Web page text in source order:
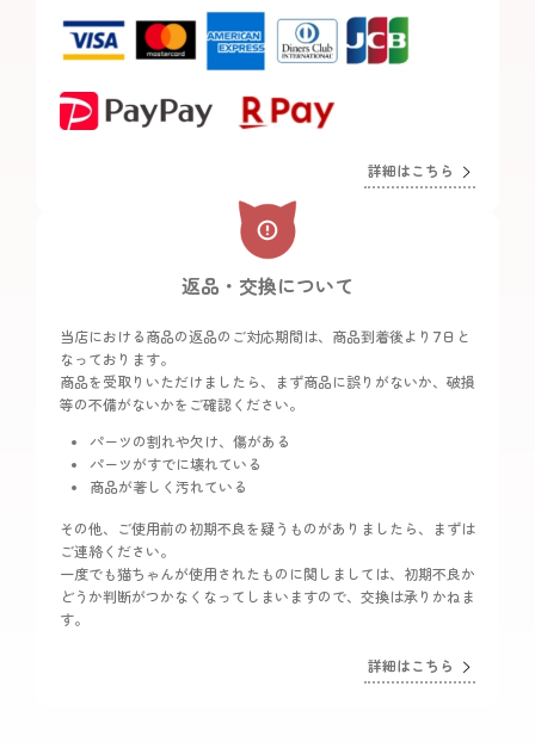
詳細はこちら
返品・交換について
当店における商品の返品のご対応期間は、商品到着後より7日と
なっております。
商品を受取りいただけましたら、まず商品に誤りがないか、破損
等の不備がないかをご確認ください。
パーツの割れや欠け、傷がある
パーツがすでに壊れている
商品が著しく汚れている
その他、ご使用前の初期不良を疑うものがありましたら、まずは
ご連絡ください。
一度でも猫ちゃんが使用されたものに関しましては、初期不良か
どうか判断がつかなくなってしまいますので、交換は承りかねま
す。
詳細はこちら